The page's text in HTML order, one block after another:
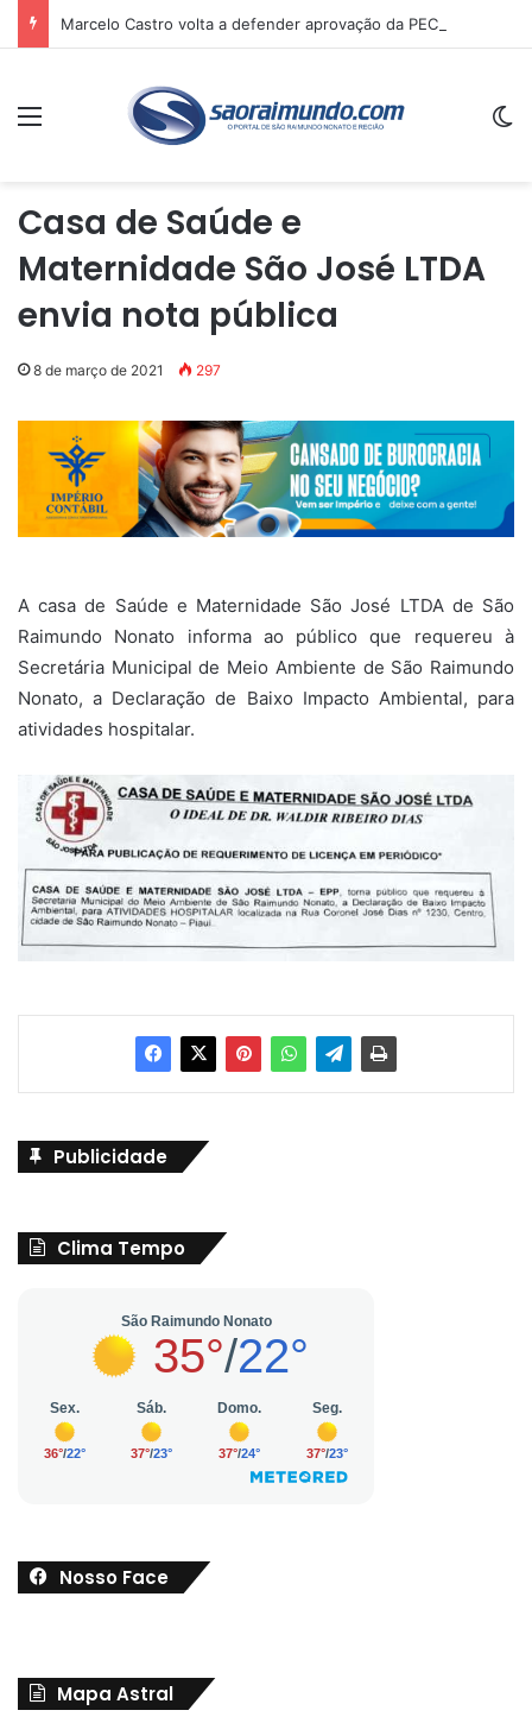
Menu
Casa de Saúde e
Maternidade São José LTDA
envia nota pública
8 de março de 2021 297
A casa de Saúde e Maternidade São José LTDA de São
Raimundo Nonato informa ao público que requereu à
Secretária Municipal de Meio Ambiente de São Raimundo
Nonato, a Declaração de Baixo Impacto Ambiental, para
atividades hospitalar.
Publicidade
Clima Tempo
Nosso Face
Mapa Astral